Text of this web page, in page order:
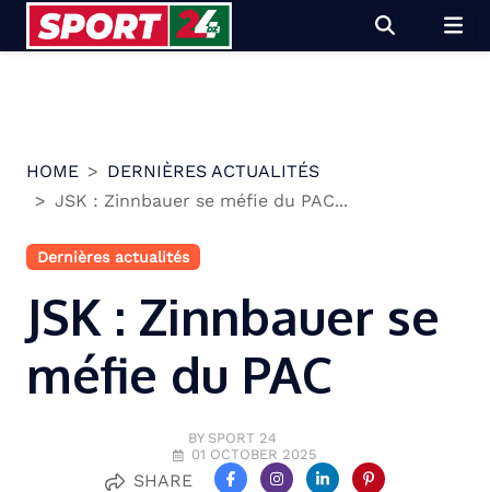
HOME
DERNIÈRES ACTUALITÉS
JSK : Zinnbauer se méfie du PAC...
Dernières actualités
JSK : Zinnbauer se
méfie du PAC
BY SPORT 24
01 OCTOBER 2025
SHARE